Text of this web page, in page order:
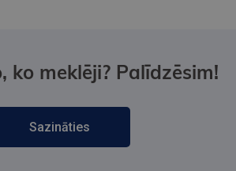
ko meklēji? Palīdzēsim!
Sazināties